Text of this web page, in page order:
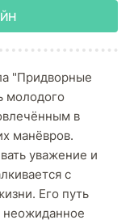
"Придворные
молодого
в
манёвров.
уважение и
с
Его путь
неожиданное